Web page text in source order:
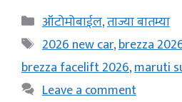
Categories
ऑटोमोबाईल,ताज्या बातम्या
Tags
2026 new car,brezza
brezza facelift 2026,maruti
Leave a comment